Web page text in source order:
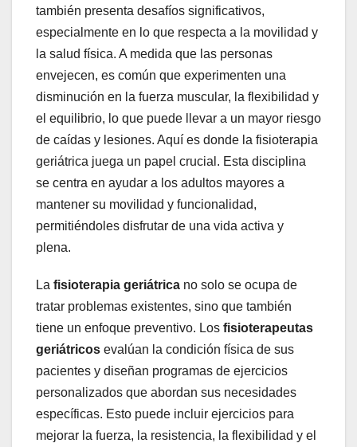
también presenta desafíos significativos,
especialmente en lo que respecta a la movilidad y
la salud física. A medida que las personas
envejecen, es común que experimenten una
disminución en la fuerza muscular, la flexibilidad y
el equilibrio, lo que puede llevar a un mayor riesgo
de caídas y lesiones. Aquí es donde la fisioterapia
geriátrica juega un papel crucial. Esta disciplina
se centra en ayudar a los adultos mayores a
mantener su movilidad y funcionalidad,
permitiéndoles disfrutar de una vida activa y
plena.
La fisioterapia geriátrica no solo se ocupa de
tratar problemas existentes, sino que también
tiene un enfoque preventivo. Los fisioterapeutas
geriátricos evalúan la condición física de sus
pacientes y diseñan programas de ejercicios
personalizados que abordan sus necesidades
específicas. Esto puede incluir ejercicios para
mejorar la fuerza, la resistencia, la flexibilidad y el